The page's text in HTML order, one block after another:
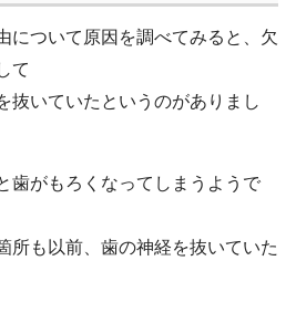
について原因を調べてみると、欠
て
抜いていたというのがありまし
歯がもろくなってしまうようで
所も以前、歯の神経を抜いていた